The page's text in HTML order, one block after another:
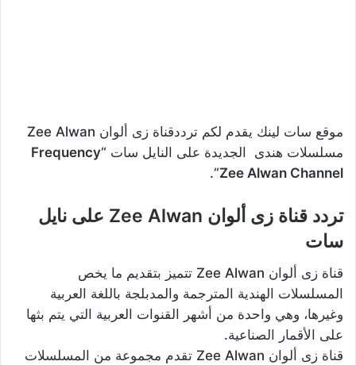
موقع سات لينك يقدم لكم ترددقناة زى ألوان Zee Alwan
مسلسلات هندى الجديدة على النايل سات “Frequency
Zee Alwan Channel
“.
تردد قناة زى ألوان Zee Alwan على نايل
سات
قناة زى ألوان Zee Alwan تتميز بتقديم ما يخص
المسلسلات الهندية المترجمة والمدبلجة باللغة العربية
وغيرها، وهي واحدة من أشهر القنوات العربية التي يتم بثها
على الأقمار الصناعية.
قناة زى ألوان Zee Alwan تقدم مجموعة من المسلسلات